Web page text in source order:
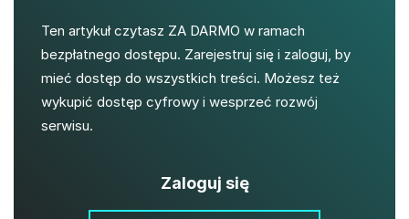
Ten artykuł czytasz ZA DARMO w ramach
bezpłatnego dostępu. Zarejestruj się i zaloguj, by
mieć dostęp do wszystkich treści. Możesz też
wykupić dostęp cyfrowy i wesprzeć rozwój
serwisu.
Zaloguj się